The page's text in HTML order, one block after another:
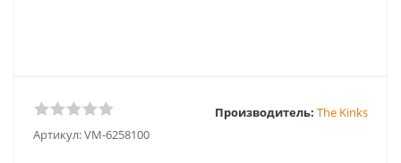
Артикул:VM-6258100
Производитель: The Kinks